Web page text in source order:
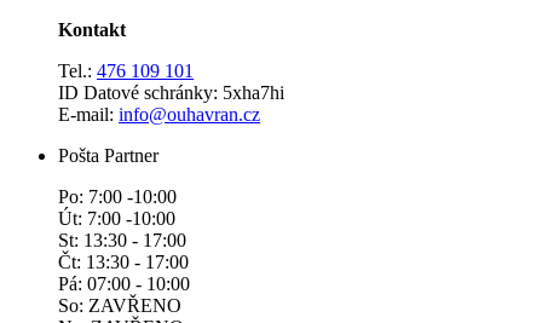
Kontakt
Tel.: 476 109 101
ID Datové schránky: 5xha7hi
E-mail: info@ouhavran.cz
Pošta Partner
Po: 7:00 -10:00
Út: 7:00 -10:00
St: 13:30 - 17:00
Čt: 13:30 - 17:00
Pá: 07:00 - 10:00
So: ZAVŘENO